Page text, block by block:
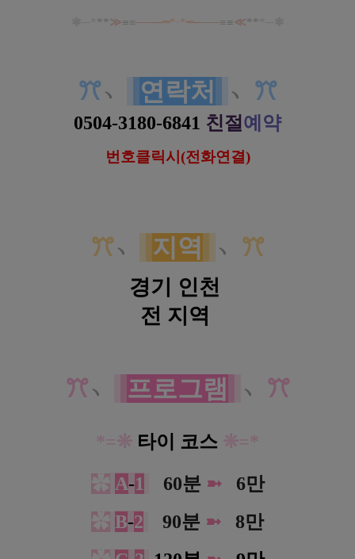
** ≫≡≡───━*·*━───≡≡≪**
ꔫ﹆ 연락처 ﹆ ꔫ
0504-3180-6841 친절 예약
번호클릭시(전화연결)
ꔫ﹆ 지역 ﹆ ꔫ
경기 인천
전 지역
ꔫ﹆ 프로그램 ﹆ ꔫ
*=❊ 타이 코스 ❊=*
✿ A-1 60분 ➼
6만
✿ B-2 90분 ➼
8만